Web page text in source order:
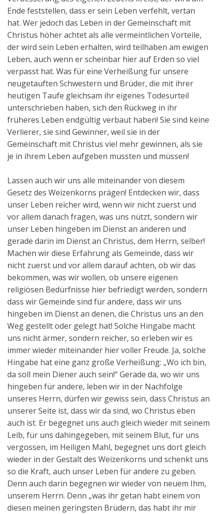
Ende feststellen, dass er sein Leben verfehlt, vertan
hat. Wer jedoch das Leben in der Gemeinschaft mit
Christus höher achtet als alle vermeintlichen Vorteile,
der wird sein Leben erhalten, wird teilhaben am ewigen
Leben, auch wenn er scheinbar hier auf Erden so viel
verpasst hat. Was für eine Verheißung für unsere
neugetauften Schwestern und Brüder, die mit ihrer
heutigen Taufe gleichsam ihr eigenes Todesurteil
unterschrieben haben, sich den Rückweg in ihr
früheres Leben endgültig verbaut haben! Sie sind keine
Verlierer, sie sind Gewinner, weil sie in der
Gemeinschaft mit Christus viel mehr gewinnen, als sie
je in ihrem Leben aufgeben mussten und müssen!
Lassen auch wir uns alle miteinander von diesem
Gesetz des Weizenkorns prägen! Entdecken wir, dass
unser Leben reicher wird, wenn wir nicht zuerst und
vor allem danach fragen, was uns nützt, sondern wir
unser Leben hingeben im Dienst an anderen und
gerade darin im Dienst an Christus, dem Herrn, selber!
Machen wir diese Erfahrung als Gemeinde, dass wir
nicht zuerst und vor allem darauf achten, ob wir das
bekommen, was wir wollen, ob unsere eigenen
religiösen Bedürfnisse hier befriedigt werden, sondern
dass wir Gemeinde sind für andere, dass wir uns
hingeben im Dienst an denen, die Christus uns an den
Weg gestellt oder gelegt hat! Solche Hingabe macht
uns nicht ärmer, sondern reicher, so erleben wir es
immer wieder miteinander hier voller Freude. Ja, solche
Hingabe hat eine ganz große Verheißung: „Wo ich bin,
da soll mein Diener auch sein!“ Gerade da, wo wir uns
hingeben für andere, leben wir in der Nachfolge
unseres Herrn, dürfen wir gewiss sein, dass Christus an
unserer Seite ist, dass wir da sind, wo Christus eben
auch ist. Er begegnet uns auch gleich wieder mit seinem
Leib, für uns dahingegeben, mit seinem Blut, für uns
vergossen, im Heiligen Mahl, begegnet uns dort gleich
wieder in der Gestalt des Weizenkorns und schenkt uns
so die Kraft, auch unser Leben für andere zu geben.
Denn auch darin begegnen wir wieder von neuem Ihm,
unserem Herrn. Denn „was ihr getan habt einem von
diesen meinen geringsten Brüdern, das habt ihr mir